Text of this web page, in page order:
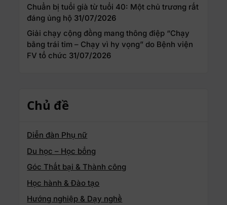
Chuẩn bị tuổi già từ tuổi 40: Một chủ trương rất
đáng ủng hộ 31/07/2026
Giải chạy cộng đồng mang thông điệp “Chạy
bằng trái tim – Chạy vì hy vọng” do Bệnh viện
FV tổ chức 31/07/2026
Chủ đề
Diễn đàn Phụ nữ
Du học – Học bổng
Góc Thất bại & Thành công
Học hành & Đào tạo
Hướng nghiệp & Dạy nghề